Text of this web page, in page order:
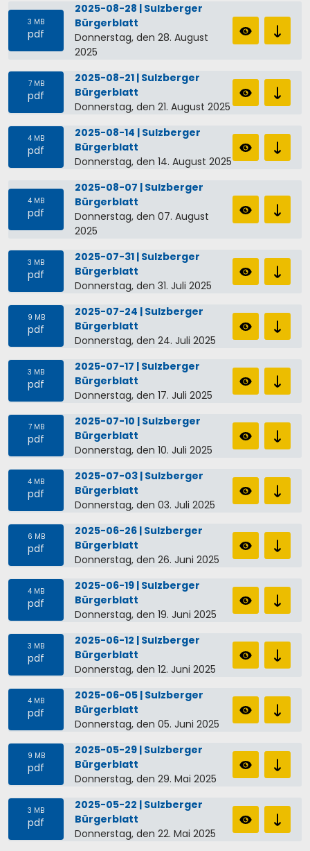
3 MB
pdf
2025-08-28 | Sulzberger
Bürgerblatt
Donnerstag, den 28. August
2025
7 MB
pdf
2025-08-21 | Sulzberger
Bürgerblatt
Donnerstag, den 21. August 2025
4 MB
pdf
2025-08-14 | Sulzberger
Bürgerblatt
Donnerstag, den 14. August 2025
4 MB
pdf
2025-08-07 | Sulzberger
Bürgerblatt
Donnerstag, den 07. August
2025
3 MB
pdf
2025-07-31 | Sulzberger
Bürgerblatt
Donnerstag, den 31. Juli 2025
9 MB
pdf
2025-07-24 | Sulzberger
Bürgerblatt
Donnerstag, den 24. Juli 2025
3 MB
pdf
2025-07-17 | Sulzberger
Bürgerblatt
Donnerstag, den 17. Juli 2025
7 MB
pdf
2025-07-10 | Sulzberger
Bürgerblatt
Donnerstag, den 10. Juli 2025
4 MB
pdf
2025-07-03 | Sulzberger
Bürgerblatt
Donnerstag, den 03. Juli 2025
6 MB
pdf
2025-06-26 | Sulzberger
Bürgerblatt
Donnerstag, den 26. Juni 2025
4 MB
pdf
2025-06-19 | Sulzberger
Bürgerblatt
Donnerstag, den 19. Juni 2025
3 MB
pdf
2025-06-12 | Sulzberger
Bürgerblatt
Donnerstag, den 12. Juni 2025
4 MB
pdf
2025-06-05 | Sulzberger
Bürgerblatt
Donnerstag, den 05. Juni 2025
9 MB
pdf
2025-05-29 | Sulzberger
Bürgerblatt
Donnerstag, den 29. Mai 2025
3 MB
pdf
2025-05-22 | Sulzberger
Bürgerblatt
Donnerstag, den 22. Mai 2025